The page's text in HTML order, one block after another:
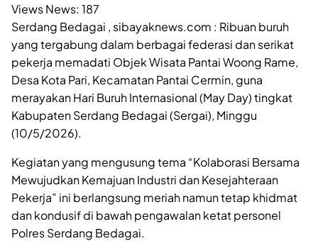
Views News: 187
Serdang Bedagai , sibayaknews.com : Ribuan buruh
yang tergabung dalam berbagai federasi dan serikat
pekerja memadati Objek Wisata Pantai Woong Rame,
Desa Kota Pari, Kecamatan Pantai Cermin, guna
merayakan Hari Buruh Internasional (May Day) tingkat
Kabupaten Serdang Bedagai (Sergai), Minggu
(10/5/2026).
Kegiatan yang mengusung tema “Kolaborasi Bersama
Mewujudkan Kemajuan Industri dan Kesejahteraan
Pekerja” ini berlangsung meriah namun tetap khidmat
dan kondusif di bawah pengawalan ketat personel
Polres Serdang Bedagai.